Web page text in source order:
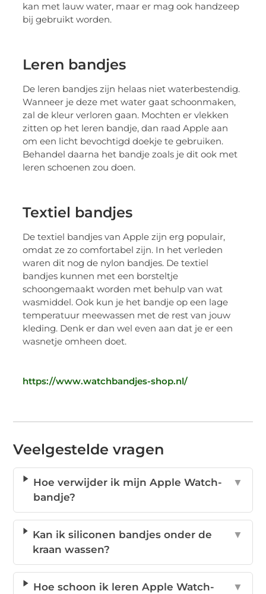
kan met lauw water, maar er mag ook handzeep
bij gebruikt worden.
Leren bandjes
De leren bandjes zijn helaas niet waterbestendig.
Wanneer je deze met water gaat schoonmaken,
zal de kleur verloren gaan. Mochten er vlekken
zitten op het leren bandje, dan raad Apple aan
om een licht bevochtigd doekje te gebruiken.
Behandel daarna het bandje zoals je dit ook met
leren schoenen zou doen.
Textiel bandjes
De textiel bandjes van Apple zijn erg populair,
omdat ze zo comfortabel zijn. In het verleden
waren dit nog de nylon bandjes. De textiel
bandjes kunnen met een borsteltje
schoongemaakt worden met behulp van wat
wasmiddel. Ook kun je het bandje op een lage
temperatuur meewassen met de rest van jouw
kleding. Denk er dan wel even aan dat je er een
wasnetje omheen doet.
https://www.watchbandjes-shop.nl/
Veelgestelde vragen
Hoe verwijder ik mijn Apple Watch-
bandje?
▼
Kan ik siliconen bandjes onder de
kraan wassen?
▼
Hoe schoon ik leren Apple Watch- ▼